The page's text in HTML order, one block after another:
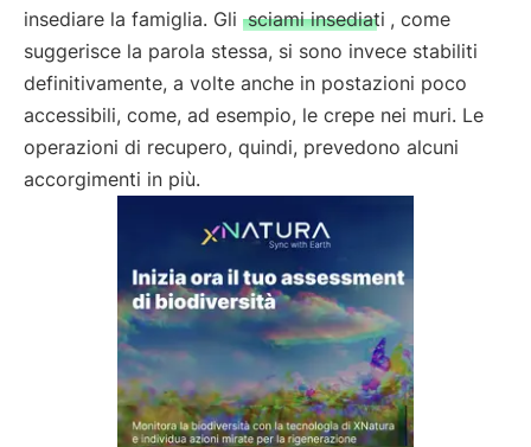
insediare la famiglia. Gli sciami insediati , come
suggerisce la parola stessa, si sono invece stabiliti
definitivamente, a volte anche in postazioni poco
accessibili, come, ad esempio, le crepe nei muri. Le
operazioni di recupero, quindi, prevedono alcuni
accorgimenti in più.